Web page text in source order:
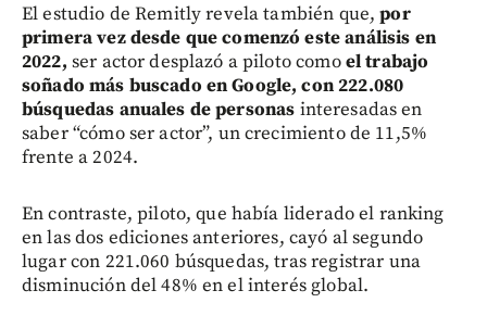
El estudio de Remitly revela también que,por
primera vez desde que comenzó este análisis en
2022, ser actor desplazó a piloto comoel trabajo
soñado más buscado en Google, con 222.080
búsquedas anuales de personas interesadas en
saber “cómo ser actor”, un crecimiento de 11,5%
frente a 2024.
En contraste, piloto, que había liderado el ranking
en las dos ediciones anteriores, cayó al segundo
lugar con 221.060 búsquedas, tras registrar una
disminución del 48% en el interés global.